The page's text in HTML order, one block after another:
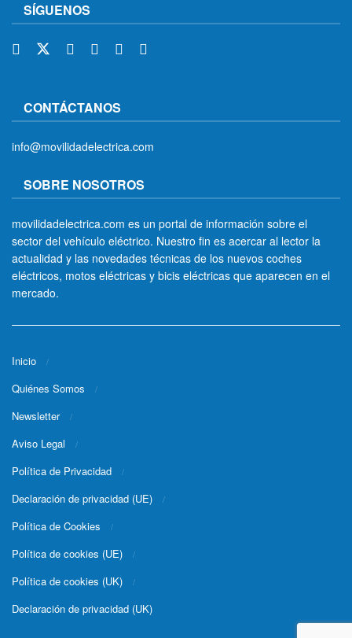
SÍGUENOS
CONTÁCTANOS
info@movilidadelectrica.com
SOBRE NOSOTROS
movilidadelectrica.com es un portal de información sobre el
sector del vehículo eléctrico. Nuestro fin es acercar al lector la
actualidad y las novedades técnicas de los nuevos coches
eléctricos, motos eléctricas y bicis eléctricas que aparecen en el
mercado.
Inicio
Quiénes Somos
Newsletter
Aviso Legal
Política de Privacidad
Declaración de privacidad (UE)
Política de Cookies
Política de cookies (UE)
Política de cookies (UK)
Declaración de privacidad (UK)